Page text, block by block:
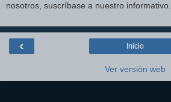
nosotros, suscríbase a nuestro informativo.
‹ Inicio
Ver versión web